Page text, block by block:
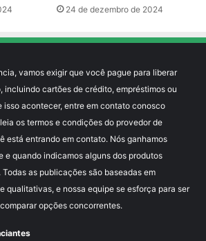
24 de dezembro de 2024
vamos exigir que você pague para liberar
incluindo cartões de crédito, empréstimos ou
isso acontecer, entre em contato conosco
os termos e condições do provedor de
está entrando em contato. Nós ganhamos
e quando indicamos alguns dos produtos
as publicações são baseadas em
qualitativas, e nossa equipe se esforça para ser
opções concorrentes.